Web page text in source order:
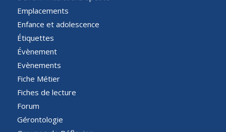
Emplacements
Enfance et adolescence
Étiquettes
Évènement
Evènements
Fiche Métier
Fiches de lecture
Forum
Gérontologie